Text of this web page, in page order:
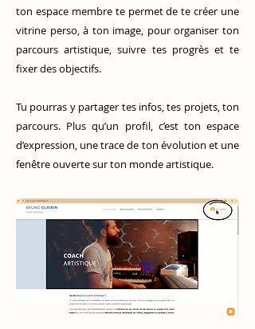
ton espace membre te permet de te créer une
vitrine perso, à ton image, pour organiser ton
parcours artistique, suivre tes progrès et te
fixer des objectifs.
Tu pourras y partager tes infos, tes projets, ton
parcours. Plus qu’un profil, c’est ton espace
d’expression, une trace de ton évolution et une
fenêtre ouverte sur ton monde artistique.